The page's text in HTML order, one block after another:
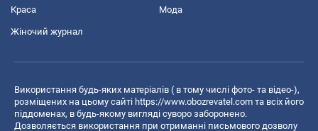
Краса Мода
Жіночий журнал
Використання будь-яких матеріалів ( в тому числі фото- та відео-),
розміщених на цьому сайті https://www.obozrevatel.com та всіх його
піддоменах, в будь-якому вигляді суворо заборонено.
Дозволяється використання при отриманні письмового дозволу